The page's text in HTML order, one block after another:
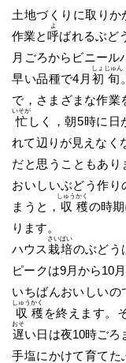
土地づくりに取り
作業と呼
よ
ばれるぶど
月ごろからビニール
早い品種で4月 初
しょ
旬
じゅん
で，さまざまな作業
忙
いそが
しく，朝5時に
れて辺りが見えなく
だと思うこともあ
おいしいぶどう作り
まうと， 収
しゅう
穫
かく
の時
ります。
ハウス栽
さい
培
ばい
のぶどう
ピークは9月から10
いちばんおいしいの
収
しゅう
穫
かく
を終えます。
遅
おそ
い日は夜10時ごろ
手塩にかけて育てた